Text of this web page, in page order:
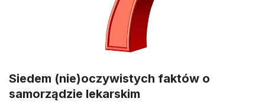
Siedem (nie)oczywistych faktów o
samorządzie lekarskim